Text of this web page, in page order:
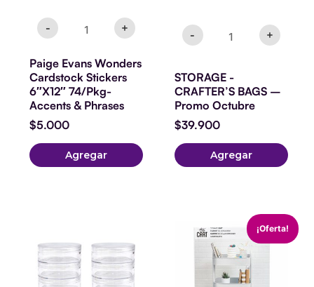
- +
Paige Evans Wonders
Cardstock Stickers
6″X12″ 74/Pkg-
Accents & Phrases
$5.000
Agregar
- +
STORAGE -
CRAFTER’S BAGS –
Promo Octubre
$39.900
Agregar
¡Oferta!
CARRITO
-
BLANCO
cantidad
precio
original
era:
$49.990.
precio